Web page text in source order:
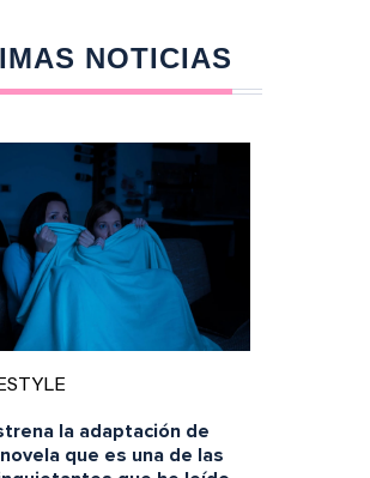
NOTICIAS
la adaptación de
que es una de las